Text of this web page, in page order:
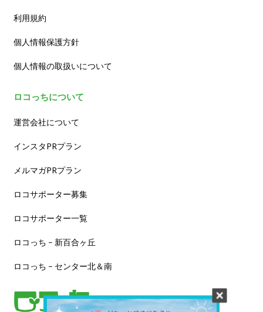
利用規約
個人情報保護方針
個人情報の取扱いについて
ロコっちについて
運営会社について
インスタPRプラン
メルマガPRプラン
ロコサポーター募集
ロコサポーター一覧
ロコっち – 新百合ヶ丘
ロコっち – センター北＆南